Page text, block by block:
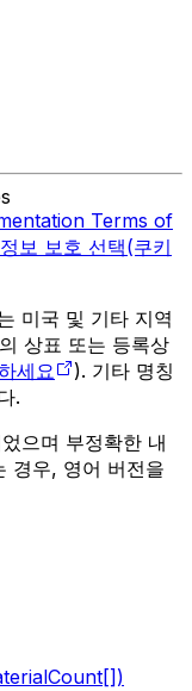
Terms of
보 보호 선택(쿠키
미국 및 기타 지역
상표 또는 등록상
세요
). 기타 명칭
.
으며 부정확한 내
경우, 영어 버전을